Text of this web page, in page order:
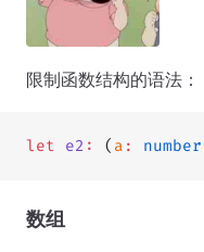
限制函数结构的语法：
let e2 : ( a : number
数组